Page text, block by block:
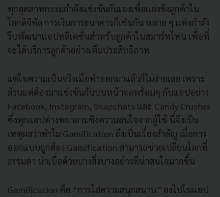
ทุกอุตสาหกรรมกำลังแข่งขันกันเองเพื่อแย่งชิงลูกค้าใน
โลกดิจิทัล การเงินการธนาคารก็เช่นกัน หลาย ๆ แห่งกำลัง
รีบพัฒนาแอปพลิเคชั่นสำหรับลูกค้าในสมาร์ทโฟน เพื่อที่
จะได้บริการลูกค้าอย่างเต็มประสิทธิภาพ
แต่ในความเป็นจริงเมื่อทำออกมาแล้วก็ไม่ง่ายเลย เพราะ
ล้วนแต่ต้องมาแข่งขันกันบนหน้าจอพร้อมๆ กับแอปอย่าง
Facebook, Instagram, Snapchats และ Candy Crushes
ซึ่งทุกแอปต่างพยายามชิงความสนใจจากผู้ใช้ นี่จึงเป็น
เหตุผลว่าทำไม Gamification ถึงเป็นเรื่องสำคัญ เมื่อการ
ออกแบบถูกต้อง Gamification สามารถช่วยเปลี่ยนโลกที่
ธรรมดา น่าเบื่อด้วยบางสิ่งบางอย่างที่น่าสนใจมากขึ้น
Gamification คือ “การใส่ความสนุกสนาน” ลงไปในแอป